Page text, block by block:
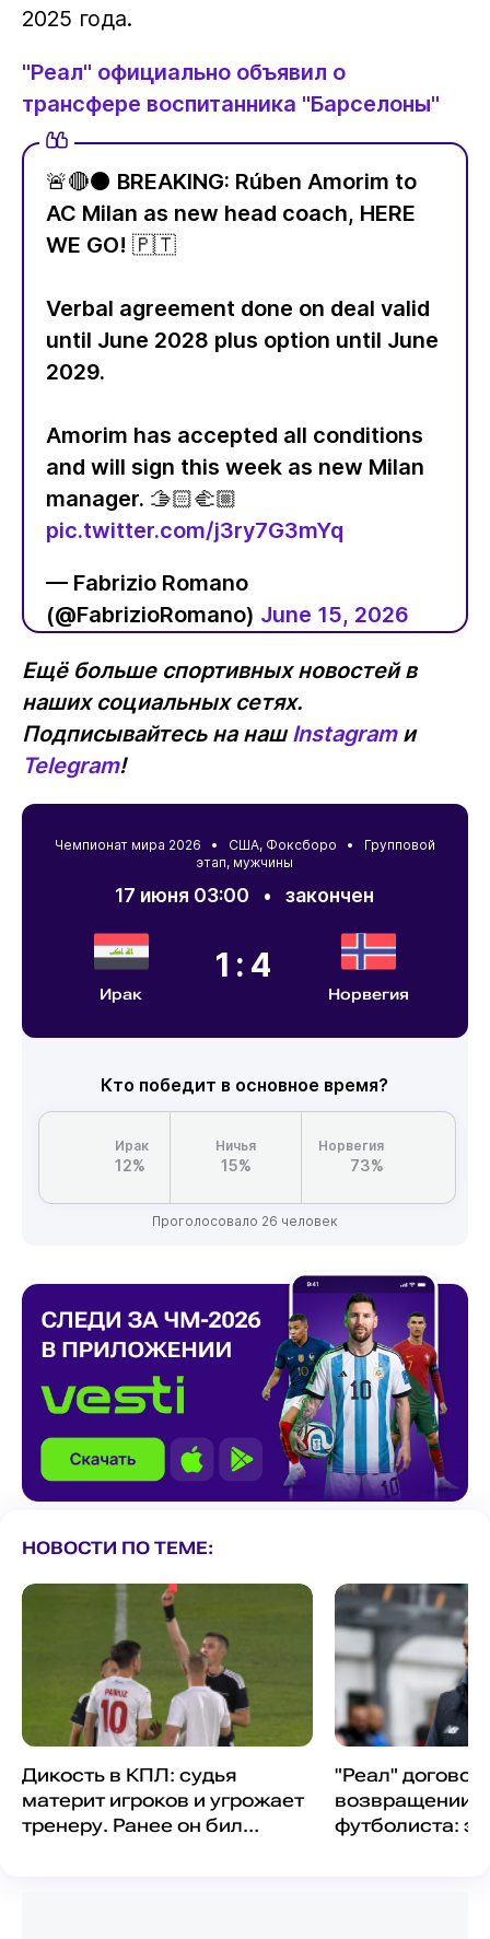
2025 года.
"Реал" официально объявил о
трансфере воспитанника "Барселоны"
🚨🔴⚫️ BREAKING: Rúben Amorim to
AC Milan as new head coach, HERE
WE GO! 🇵🇹
Verbal agreement done on deal valid
until June 2028 plus option until June
2029.
Amorim has accepted all conditions
and will sign this week as new Milan
manager. 🫱🏻‍🫲🏼
pic.twitter.com/j3ry7G3mYq
— Fabrizio Romano
(@FabrizioRomano) June 15, 2026
Ещё больше спортивных новостей в
наших социальных сетях.
Подписывайтесь на нашInstagramи
Telegram!
Чемпионат мира 2026 • США, Фоксборо • Групповой
этап, мужчины
17 июня 03:00 •закончен
Ирак
1:4
Норвегия
Кто победит в основное время?
Ирак
12%
Ничья
15%
Норвегия
73%
Проголосовало 26 человек
НОВОСТИ ПО ТЕМЕ:
Дикость в КПЛ: судья
материт игроков и угрожает
тренеру. Ранее он бил
"Реал"
возвращении
футболиста: